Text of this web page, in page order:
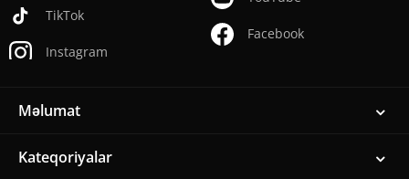
TikTok
Instagram
Facebook
Məlumat
Kateqoriyalar